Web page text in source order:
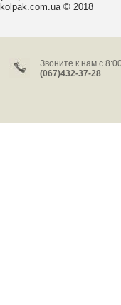
kolpak.com.ua © 2018
Звоните к нам c
(067)432-37-28